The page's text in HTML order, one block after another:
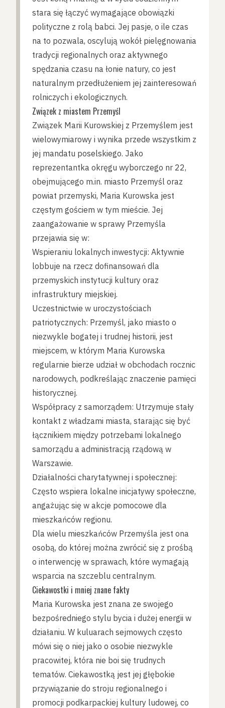
stara się łączyć wymagające obowiązki
polityczne z rolą babci. Jej pasje, o ile czas
na to pozwala, oscylują wokół pielęgnowania
tradycji regionalnych oraz aktywnego
spędzania czasu na łonie natury, co jest
naturalnym przedłużeniem jej zainteresowań
rolniczych i ekologicznych.
Związek z miastem Przemyśl
Związek Marii Kurowskiej z Przemyślem jest
wielowymiarowy i wynika przede wszystkim z
jej mandatu poselskiego. Jako
reprezentantka okręgu wyborczego nr 22,
obejmującego m.in. miasto Przemyśl oraz
powiat przemyski, Maria Kurowska jest
częstym gościem w tym mieście. Jej
zaangażowanie w sprawy Przemyśla
przejawia się w:
Wspieraniu lokalnych inwestycji: Aktywnie
lobbuje na rzecz dofinansowań dla
przemyskich instytucji kultury oraz
infrastruktury miejskiej.
Uczestnictwie w uroczystościach
patriotycznych: Przemyśl, jako miasto o
niezwykle bogatej i trudnej historii, jest
miejscem, w którym Maria Kurowska
regularnie bierze udział w obchodach rocznic
narodowych, podkreślając znaczenie pamięci
historycznej.
Współpracy z samorządem: Utrzymuje stały
kontakt z władzami miasta, starając się być
łącznikiem między potrzebami lokalnego
samorządu a administracją rządową w
Warszawie.
Działalności charytatywnej i społecznej:
Często wspiera lokalne inicjatywy społeczne,
angażując się w akcje pomocowe dla
mieszkańców regionu.
Dla wielu mieszkańców Przemyśla jest ona
osobą, do której można zwrócić się z prośbą
o interwencję w sprawach, które wymagają
wsparcia na szczeblu centralnym.
Ciekawostki i mniej znane fakty
Maria Kurowska jest znana ze swojego
bezpośredniego stylu bycia i dużej energii w
działaniu. W kuluarach sejmowych często
mówi się o niej jako o osobie niezwykle
pracowitej, która nie boi się trudnych
tematów. Ciekawostką jest jej głębokie
przywiązanie do stroju regionalnego i
promocji podkarpackiej kultury ludowej, co